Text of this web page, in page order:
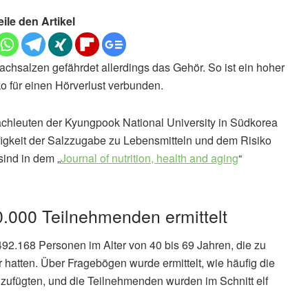
den Artikel
gefährdet allerdings das Gehör. So ist ein hoher
für einen Hörverlust verbunden.
der Kyungpook National University in Südkorea
der Salzzugabe zu Lebensmitteln und dem Risiko
in dem „Journal of nutrition, health and aging“
Teilnehmenden ermittelt
Personen im Alter von 40 bis 69 Jahren, die zu
Über Fragebögen wurde ermittelt, wie häufig die
und die Teilnehmenden wurden im Schnitt elf